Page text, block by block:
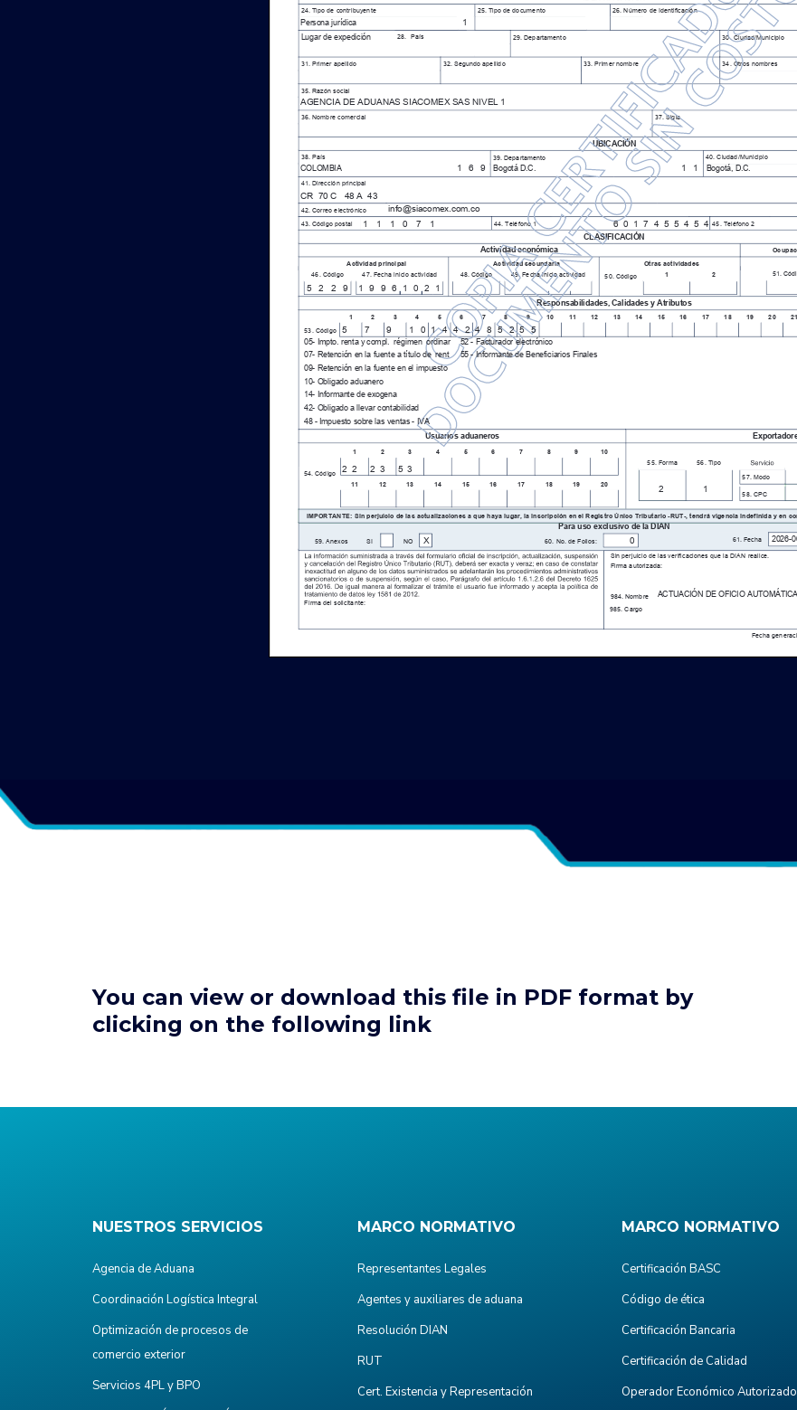
You can view or download this file in PDF format by
clicking on the following link
NUESTROS SERVICIOS
Agencia de Aduana
Coordinación Logística Integral
Optimización de procesos de
comercio exterior
Servicios 4PL y BPO
MARCO NORMATIVO
Representantes Legales
Agentes y auxiliares de aduana
Resolución DIAN
RUT
Cert. Existencia y Representación
MARCO NORMATIVO
Certificación BASC
Código de ética
Certificación Bancaria
Certificación de Calidad
Operador Económico Autorizado